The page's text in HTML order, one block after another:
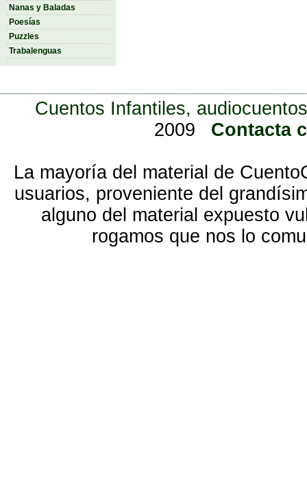
Nanas y Baladas
Poesías
Puzzles
Trabalenguas
Cuentos Infantiles,
2009
Contacta
La mayoría del material de
usuarios, proveniente del
alguno del material expuesto
rogamos que nos lo